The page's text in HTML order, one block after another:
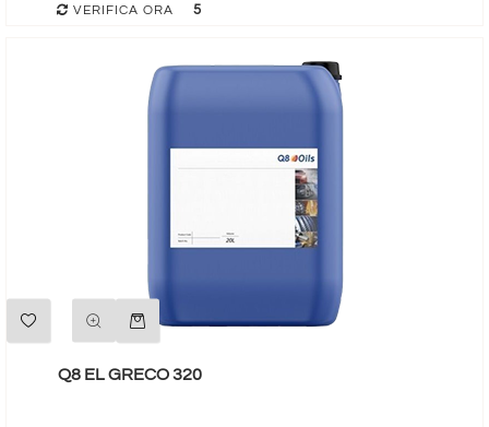
VERIFICA ORA 5
Q8 EL GRECO 320